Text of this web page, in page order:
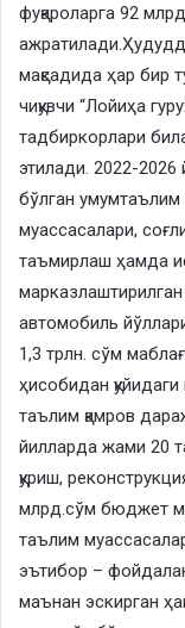
фуқароларга 92
мақсадида ҳар бир
чиқувчи “Лойиҳа
тадбиркорлари
этилади. 2022-
бўлган
муассасалари,
таъмирлаш ҳамда
автомобиль
1,3 трлн. сўм
ҳисобидан
таълим қамров
йилларда жами 20
қуриш,
млрд.сўм бюджет
таълим
эътибор –
маънан эскирган